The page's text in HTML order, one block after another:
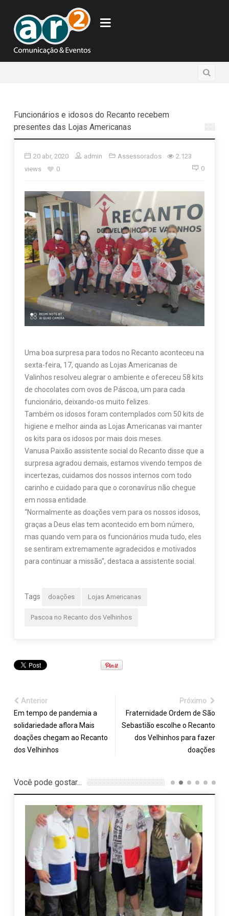
Funcionários e idosos do Recanto recebem
presentes das Lojas Americanas
20 abr, 2020 admin Assessorados
2.123
views
0 0
Uma boa surpresa para todos no Recanto aconteceu na
sexta-feira, 17, quando as Lojas Americanas de
Valinhos resolveu alegrar o ambiente e ofereceu 58 kits
de chocolates com ovos de Páscoa, um para cada
funcionário, deixando-os muito felizes.
Também os idosos foram contemplados com 50 kits de
higiene e melhor ainda as Lojas Americanas vai manter
os kits para os idosos por mais dois meses.
Vanusa Paixão assistente social do Recanto disse que a
surpresa agradou demais, estamos vivendo tempos de
incertezas, cuidamos dos nossos internos com todo
carinho e cuidado para que o coronavírus não chegue
em nossa entidade.
“Normalmente as doações vem para os nossos idosos,
graças a Deus elas tem acontecido em bom número,
mas quando vem para os funcionários muda tudo, eles
se sentiram extremamente agradecidos e motivados
para continuar a missão”, destaca a assistente social.
Tags doações Lojas Americanas
Pascoa no Recanto dos Velhinhos
Anterior
Em tempo de pandemia a
solidariedade aflora Mais
doações chegam ao Recanto
dos Velhinhos
Próximo
Fraternidade Ordem de São
Sebastião escolhe o Recanto
dos Velhinhos para fazer
doações
Você pode gostar...